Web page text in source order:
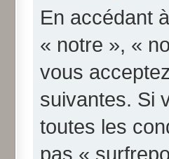
En accédant
« notre », «
vous
suivantes. Si
toutes les
pas «